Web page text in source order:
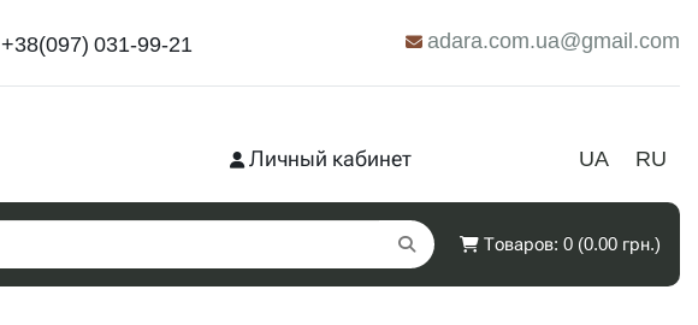
+38(097) 031-99-21 adara.com.ua@gmail.com
UA RU
Личный кабинет
Товаров: 0 (0.00 грн.)